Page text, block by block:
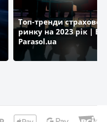
Топ-тренди
ринку на 2023 рік |
Parasol.ua